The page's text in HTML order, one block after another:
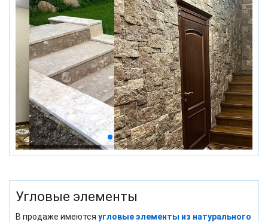
Угловые элементы
В продаже имеются угловые элементы из натурального